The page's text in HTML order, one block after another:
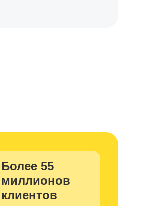
Более 55
миллионов
клиентов